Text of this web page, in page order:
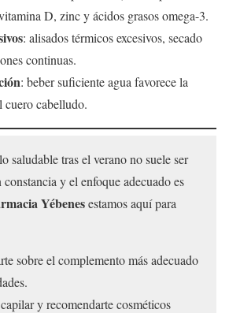
D, zinc y ácidos grasos omega-3.
: alisados térmicos excesivos, secado
continuas.
: beber suficiente agua favorece la
cabelludo.
saludable tras el verano no suele ser
y el enfoque adecuado es
Yébenesestamos aquí para
sobre el complemento más adecuado
y recomendarte cosméticos